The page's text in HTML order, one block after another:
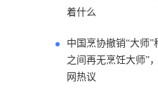
着什么
中国烹协撤销“大师
之间再无烹饪大师”
网热议